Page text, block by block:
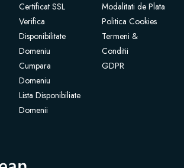
Certificat SSL
Verifica
Disponibilitate
Domeniu
Cumpara
Domeniu
Lista Disponibiliate
Domenii
Modalitati de Plata
Politica Cookies
Termeni &
Conditii
GDPR